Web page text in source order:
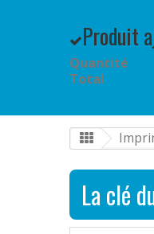
Produit
Quantité
Total
La clé